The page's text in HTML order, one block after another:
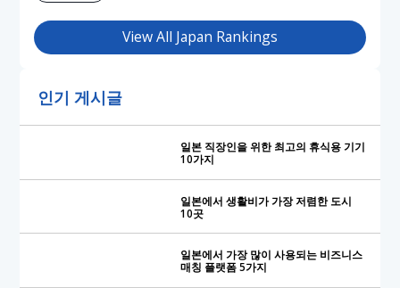
View All Japan Rankings
인기 게시글
일본 직장인을 위한 최고의 휴식용 기기
10가지
일본에서 생활비가 가장 저렴한 도시
10곳
일본에서 가장 많이 사용되는 비즈니스
매칭 플랫폼 5가지